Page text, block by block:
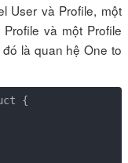
User và Profile, một
và một Profile
là quan hệ One to
{